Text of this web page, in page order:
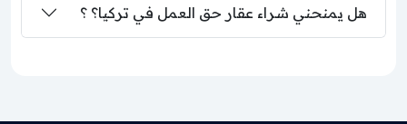
هل يمنحني شراء عقار حق العمل في تركيا؟ ؟